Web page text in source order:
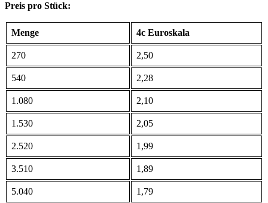
Preis pro Stück:
Menge 4c Euroskala
270 2,50
540 2,28
1.080 2,10
1.530 2,05
2.520 1,99
3.510 1,89
5.040 1,79